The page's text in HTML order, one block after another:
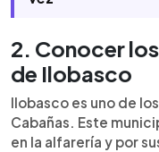
2. Conocer
de Ilobasco
Ilobasco es uno de
Cabañas. Este
en la alfarería y por